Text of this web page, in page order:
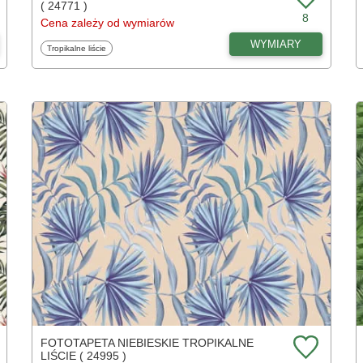
( 24771 )
Cena zależy od wymiarów
8
Fototapety
Tropikalne liście WYMIARY
FOTOTAPETA NIEBIESKIE TROPIKALNE
LIŚCIE ( 24995 )